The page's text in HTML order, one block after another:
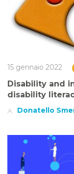
15 gennaio 2022
Disability and
disability
Donatello